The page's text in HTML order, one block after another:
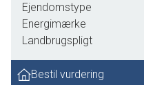
Ejendomstype
Energimærke
Landbrugspligt
Bestil vurdering